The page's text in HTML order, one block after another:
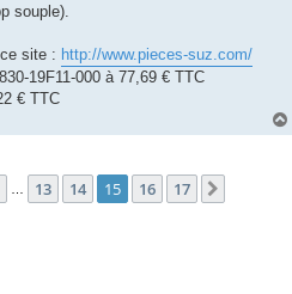
souple).
site : http://www.pieces-suz.com/
19F11-000 à 77,69 € TTC
€ TTC
sur 17
13 14 15 16 17